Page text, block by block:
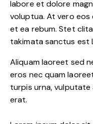
labore et dolore
voluptua. At vero
et ea rebum. Stet
takimata sanctus est
Aliquam laoreet sed
eros nec quam
turpis urna,
erat.